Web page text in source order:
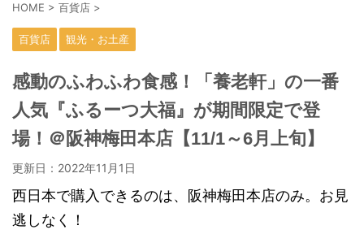
HOME > 百貨店 >
百貨店 観光・お土産
感動のふわふわ食感！「養老軒」の一番
人気『ふるーつ大福』が期間限定で登
場！＠阪神梅田本店【11/1～6月上旬】
更新日： 2022年11月1日
西日本で購入できるのは、阪神梅田本店のみ。お見
逃しなく！